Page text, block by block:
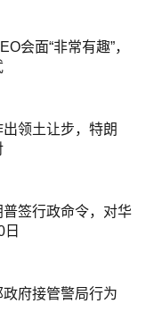
会面“非常有趣”，
领土让步，特朗
签行政命令，对华
府接管警局行为